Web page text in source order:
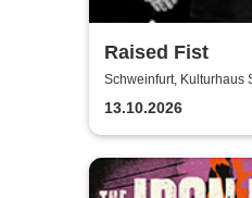
Raised Fist
Schweinfurt, Kulturhaus
Schweinfurt
13.10.2026